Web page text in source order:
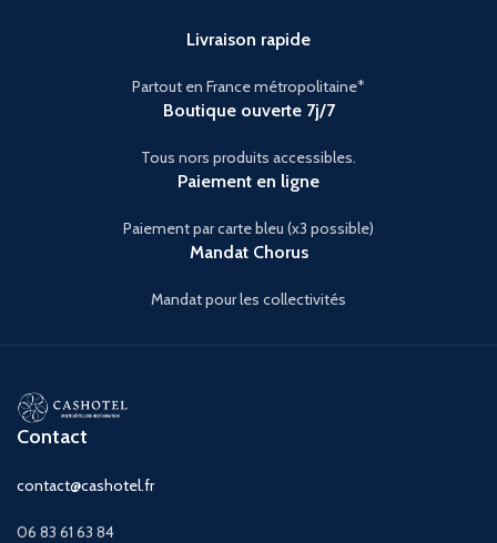
Livraison rapide
Partout en France métropolitaine*
Boutique ouverte 7j/7
Tous nors produits accessibles.
Paiement en ligne
Paiement par carte bleu (x3 possible)
Mandat Chorus
Mandat pour les collectivités
Contact
contact@cashotel.fr
06 83 61 63 84